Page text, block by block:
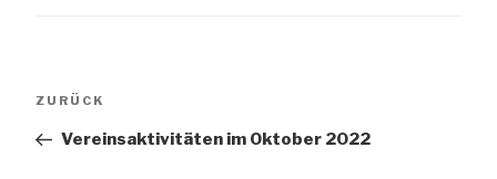
Vorheriger
ZURÜCK
Vereinsaktivitäten im Oktober 2022